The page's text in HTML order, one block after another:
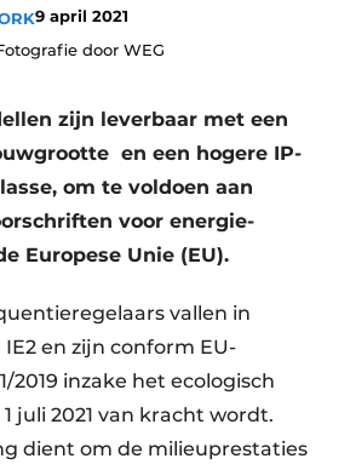
9 april 2021
door WEG
zijn leverbaar met een
en een hogere IP-
om te voldoen aan
voor energie-
Europese Unie (EU).
vallen in
en zijn conform EU-
2019 inzake het ecologisch
juli 2021 van kracht wordt.
dient om de milieuprestaties